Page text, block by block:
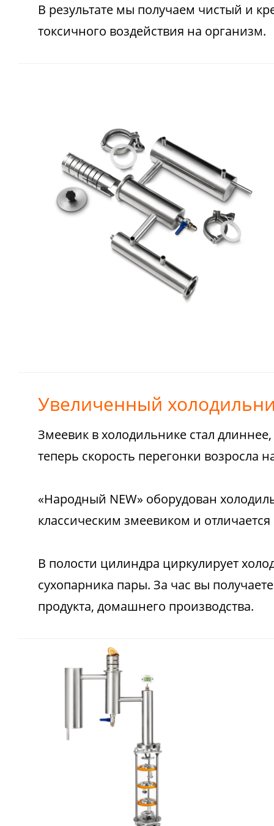
В результате мы получаем чистый и
токсичного воздействия на организм.
Увеличенный
Змеевик в холодильнике стал
теперь скорость перегонки возросла
«Народный NEW» оборудован
классическим змеевиком и
В полости цилиндра циркулирует
сухопарника пары. За час вы
продукта, домашнего производства.